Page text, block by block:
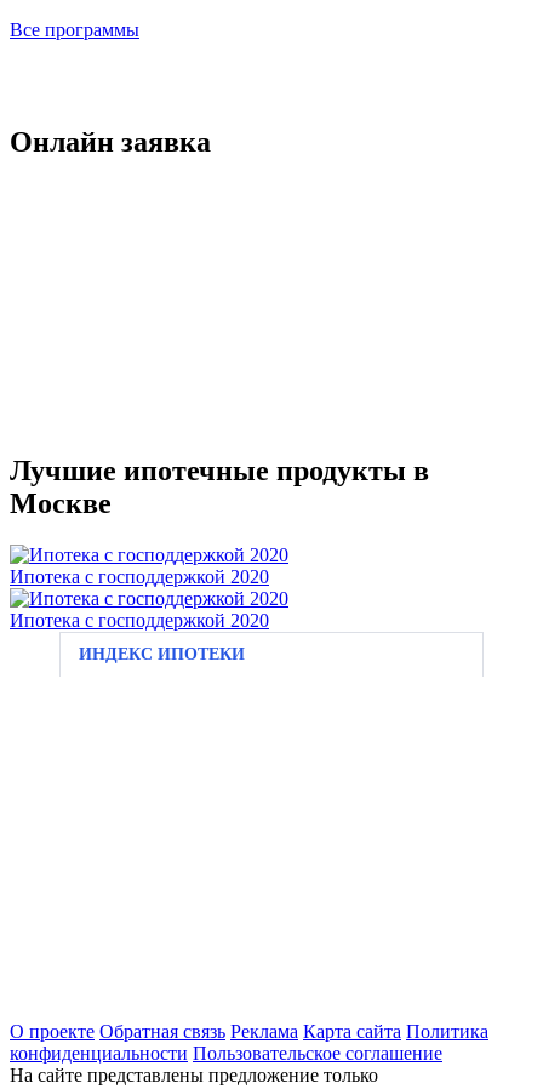
Все программы
Онлайн заявка
Лучшие ипотечные продукты в
Москве
Ипотека с господдержкой 2020
Ипотека с господдержкой 2020
ИНДЕКС ИПОТЕКИ
О проекте Обратная связь Реклама Карта сайта Политика
конфиденциальности Пользовательское соглашение
На сайте представлены предложение только